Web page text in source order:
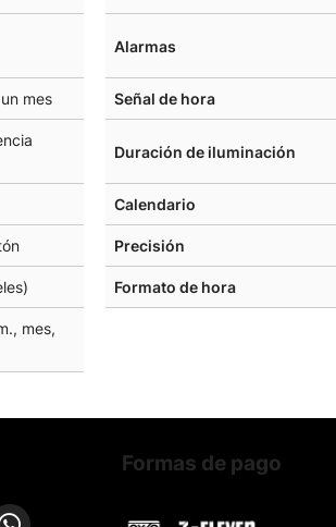
Alarmas
mes Señal de hora
Duración de iluminación
Calendario
Precisión
Formato de hora
mes,
Formas de pago